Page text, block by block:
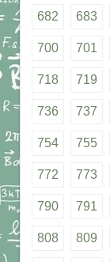
682 683
700 701
718 719
736 737
754 755
772 773
790 791
808 809